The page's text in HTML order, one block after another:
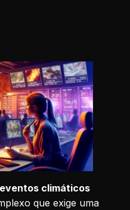
eventos climáticos
que exige uma